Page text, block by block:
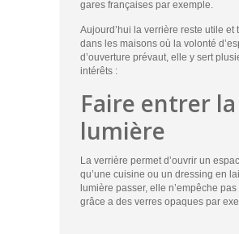
gares françaises par exemple.
Aujourd’hui la verrière reste utile et
dans les maisons où la volonté
d’ouverture prévaut, elle y sert
intérêts :
Faire entrer la
lumière
La verrière permet d’ouvrir un
qu’une cuisine ou un dressing en
lumière passer, elle n’empêche pas
grâce a des verres opaques par